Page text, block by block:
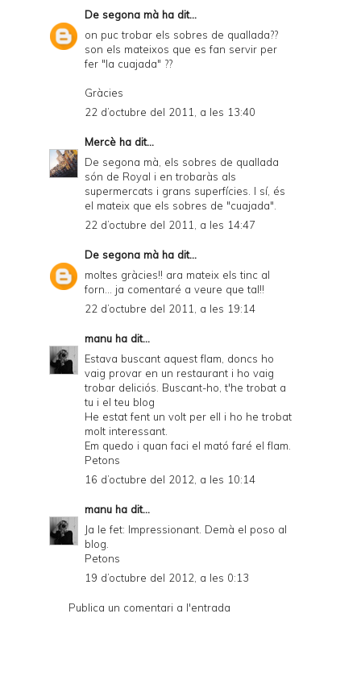
De segona mà ha dit...
on puc trobar els sobres de quallada??
son els mateixos que es fan servir per
fer "la cuajada" ??
Gràcies
22 d’octubre del 2011, a les 13:40
Mercè ha dit...
De segona mà, els sobres de quallada
són de Royal i en trobaràs als
supermercats i grans superfícies. I sí, és
el mateix que els sobres de "cuajada".
22 d’octubre del 2011, a les 14:47
De segona mà ha dit...
moltes gràcies!! ara mateix els tinc al
forn... ja comentaré a veure que tal!!
22 d’octubre del 2011, a les 19:14
manu ha dit...
Estava buscant aquest flam, doncs ho
vaig provar en un restaurant i ho vaig
trobar deliciós. Buscant-ho, t'he trobat a
tu i el teu blog
He estat fent un volt per ell i ho he trobat
molt interessant.
Em quedo i quan faci el mató faré el flam.
Petons
16 d’octubre del 2012, a les 10:14
manu ha dit...
Ja le fet: Impressionant. Demà el poso al
blog.
Petons
19 d’octubre del 2012, a les 0:13
Publica un comentari a l'entrada